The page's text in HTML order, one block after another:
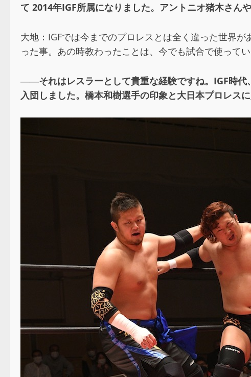
て 2014年IGF所属になりました。アントニオ猪木さん
大地：IGFでは今までのプロレスとは全く違った世界
った事。あの時教わったことは、今でも試合で使ってい
――それはレスラーとして貴重な経験ですね。IGF時代
入団しました。橋本和樹選手の印象と大日本プロレス